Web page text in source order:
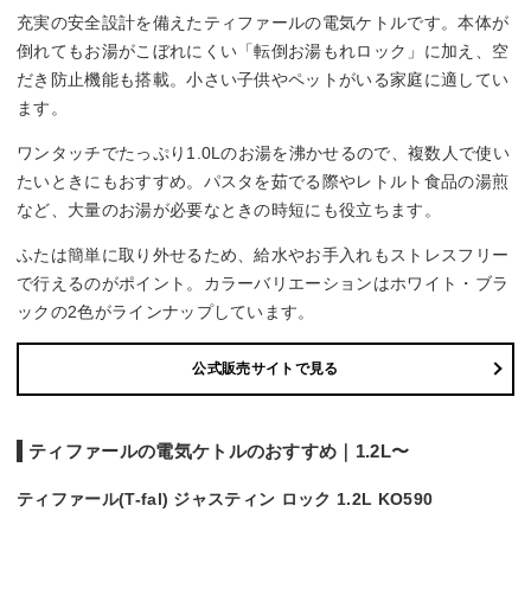
–
○
蓋の取り外し
充実の安全設計を備えたティファールの電気ケトルです。本体が
倒れてもお湯がこぼれにくい「転倒お湯もれロック」に加え、空
だき防止機能も搭載。小さい子供やペットがいる家庭に適してい
ます。
ワンタッチでたっぷり1.0Lのお湯を沸かせるので、複数人で使い
たいときにもおすすめ。パスタを茹でる際やレトルト食品の湯煎
など、大量のお湯が必要なときの時短にも役立ちます。
ふたは簡単に取り外せるため、給水やお手入れもストレスフリー
で行えるのがポイント。カラーバリエーションはホワイト・ブラ
ックの2色がラインナップしています。
公式販売サイトで見る
ティファールの電気ケトルのおすすめ｜1.2L〜
ティファール(T-fal) ジャスティン ロック 1.2L KO590